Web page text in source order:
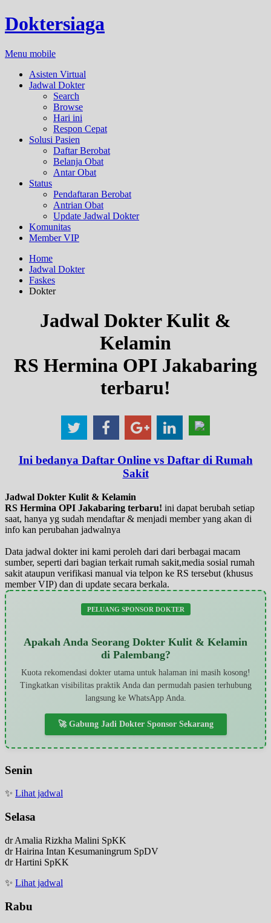
Doktersiaga
Menu mobile
Asisten Virtual
Jadwal Dokter
Search
Browse
Hari ini
Respon Cepat
Solusi Pasien
Daftar Berobat
Belanja Obat
Antar Obat
Status
Pendaftaran Berobat
Antrian Obat
Update Jadwal Dokter
Komunitas
Member VIP
Home
Jadwal Dokter
Faskes
Dokter
Jadwal Dokter Kulit &
Kelamin
RS Hermina OPI Jakabaring
terbaru!
Ini bedanya Daftar Online vs Daftar di Rumah
Sakit
Jadwal Dokter Kulit & Kelamin
RS Hermina OPI Jakabaring terbaru! ini dapat berubah setiap
saat, hanya yg sudah mendaftar & menjadi member yang akan di
info kan perubahan jadwalnya
Data jadwal dokter ini kami peroleh dari dari berbagai macam
sumber, seperti dari bagian terkait rumah sakit,media sosial rumah
sakit ataupun verifikasi manual via telpon ke RS tersebut (khusus
member VIP) dan di update secara berkala.
PELUANG SPONSOR DOKTER
Apakah Anda Seorang Dokter Kulit & Kelamin
di Palembang?
Kuota rekomendasi dokter utama untuk halaman ini masih kosong!
Tingkatkan visibilitas praktik Anda dan permudah pasien terhubung
langsung ke WhatsApp Anda.
🚀 Gabung Jadi Dokter Sponsor Sekarang
Senin
✨ Lihat jadwal
Selasa
dr Amalia Rizkha Malini SpKK
dr Hairina Intan Kesumaningrum SpDV
dr Hartini SpKK
✨ Lihat jadwal
Rabu